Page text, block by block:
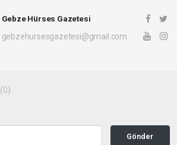
Gebze Hürses Gazetesi
gebzehursesgazetesi@gmail.com
(0)
Gönder